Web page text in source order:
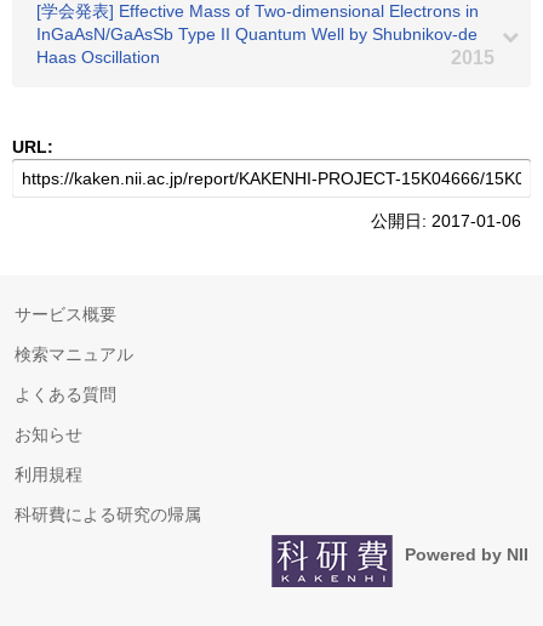
[学会発表] Effective Mass of Two-dimensional Electrons in
InGaAsN/GaAsSb Type II Quantum Well by Shubnikov-de
Haas Oscillation
2015
URL:
公開日: 2017-01-06
サービス概要
検索マニュアル
よくある質問
お知らせ
利用規程
科研費による研究の帰属
Powered by NII